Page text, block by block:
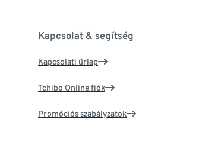
Kapcsolat & segítség
Kapcsolati űrlap
Tchibo Online fiók
Promóciós szabályzatok